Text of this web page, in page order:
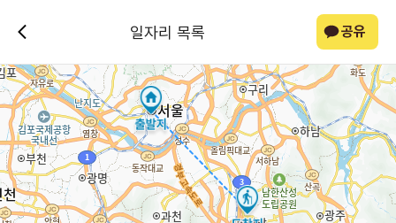
일자리 목록 공유